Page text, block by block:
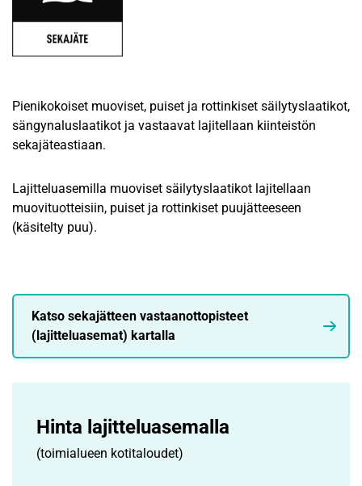
Pienikokoiset muoviset, puiset ja rottinkiset säilytyslaatikot,
sängynaluslaatikot ja vastaavat lajitellaan kiinteistön
sekajäteastiaan.
Lajitteluasemilla muoviset säilytyslaatikot lajitellaan
muovituotteisiin, puiset ja rottinkiset puujätteeseen
(käsitelty puu).
Katso sekajätteen vastaanottopisteet
(lajitteluasemat) kartalla
Hinta lajittelu­asemalla
(toimialueen kotitaloudet)